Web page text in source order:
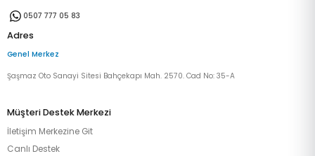
0507 777 05 83
Adres
Genel Merkez
Şaşmaz Oto Sanayi Sitesi Bahçekapı Mah. 2570. Cad No: 35-A
Müşteri Destek Merkezi
İletişim Merkezine Git
Canlı Destek